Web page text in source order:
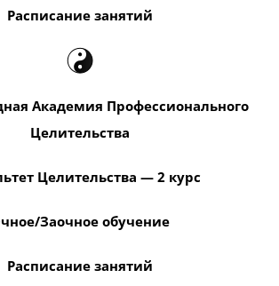
Расписание занятий
Академия Профессионального
Целительства
Целительства — 2 курс
Заочное обучение
Расписание занятий